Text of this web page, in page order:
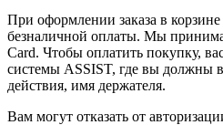
При оформлении заказа в
безналичной оплаты. Мы
Card. Чтобы оплатить покупку,
системы ASSIST, где вы должны
действия, имя держателя.
Вам могут отказать от